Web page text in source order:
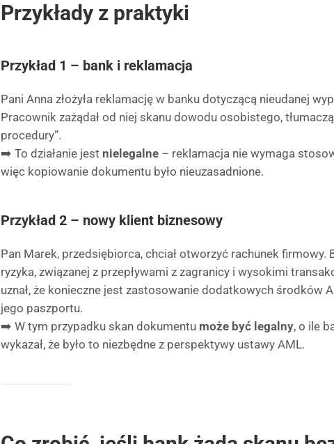
Przykłady z praktyki
Przykład 1 – bank i reklamacja
Pani Anna złożyła reklamację w banku dotyczącą nieudanej
Pracownik zażądał od niej skanu dowodu osobistego,
procedury”.
➡️ To działanie jest nielegalne – reklamacja nie wymaga
więc kopiowanie dokumentu było nieuzasadnione.
Przykład 2 – nowy klient biznesowy
Pan Marek, przedsiębiorca, chciał otworzyć rachunek firmowy.
ryzyka, związanej z przepływami z zagranicy i wysokimi
uznał, że konieczne jest zastosowanie dodatkowych środków
jego paszportu.
➡️ W tym przypadku skan dokumentu może być legalny, o ile
wykazał, że było to niezbędne z perspektywy ustawy AML.